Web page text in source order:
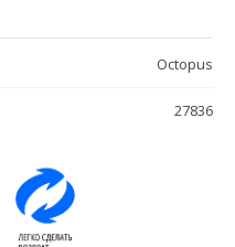
Octopus
27836